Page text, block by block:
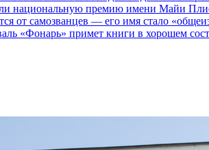
национальную премию имени Майи
от самозванцев — его имя стало
«Фонарь» примет книги в хорошем